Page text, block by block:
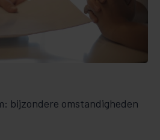
bijzondere omstandigheden